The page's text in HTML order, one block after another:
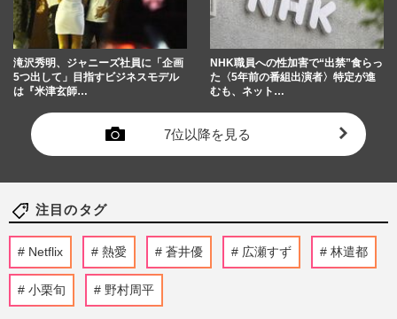
滝沢秀明、ジャニーズ社員に「企画
5つ出して」目指すビジネスモデル
は『米津玄師…
NHK職員への性加害で“出禁”食らっ
た〈5年前の番組出演者〉特定が進
むも、ネット…
7位以降を見る
注目のタグ
Netflix 熱愛 蒼井優 広瀬すず 林遣都
小栗旬 野村周平